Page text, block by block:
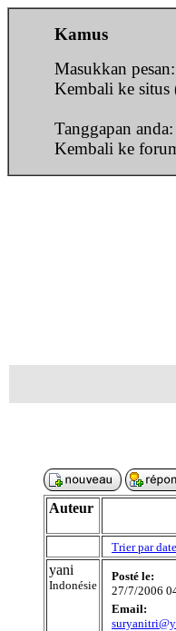
Kamus
Masukkan pesan:
Kembali ke situs
Tanggapan anda:
Kembali ke
Auteur
Trier par
yani
Indonésie
Posté le:
27/7/2006
Email: